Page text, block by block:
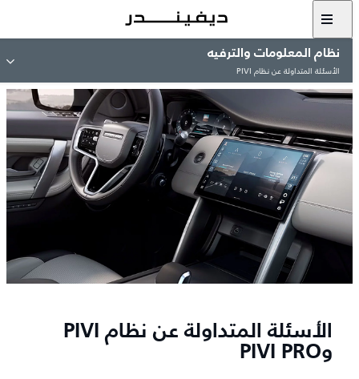
نظام المعلومات والترفيه
الأسئلة المتداولة عن نظام PIVI
الأسئلة المتداولة عن نظام PIVI
وPIVI PRO